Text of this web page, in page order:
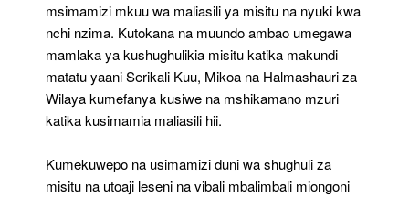
msimamizi mkuu wa maliasili ya misitu na nyuki kwa
nchi nzima. Kutokana na muundo ambao umegawa
mamlaka ya kushughulikia misitu katika makundi
matatu yaani Serikali Kuu, Mikoa na Halmashauri za
Wilaya kumefanya kusiwe na mshikamano mzuri
katika kusimamia maliasili hii.
Kumekuwepo na usimamizi duni wa shughuli za
misitu na utoaji leseni na vibali mbalimbali miongoni